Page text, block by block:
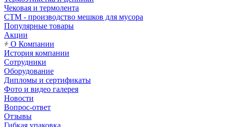
Чековая и термолента
СТМ - производство мешков для мусора
Популярные товары
Акции
О Компании
История компании
Сотрудники
Оборудование
Дипломы и сертификаты
Фото и видео галерея
Новости
Вопрос-ответ
Отзывы
Гибкая упаковка